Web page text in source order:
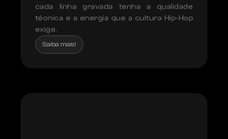
cada linha gravada tenha a qualidade
técnica e a energia que a cultura Hip-Hop
exige.
Saiba mais!